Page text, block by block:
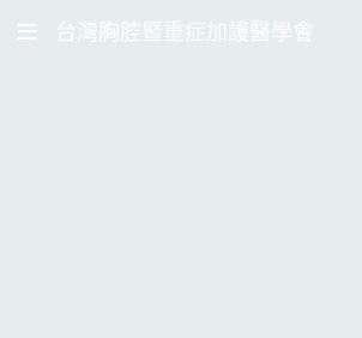
台灣胸腔暨重症加護醫學會